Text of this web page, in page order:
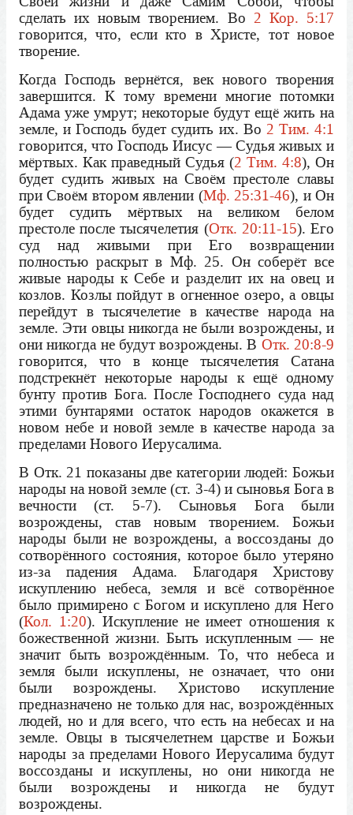
сделать их новым творением. Во 2 Кор. 5:17
говорится, что, если кто в Христе, тот новое
творение.
Когда Господь вернётся, век нового творения
завершится. К тому времени многие потомки
Адама уже умрут; некоторые будут ещё жить на
земле, и Господь будет судить их. Во 2 Тим. 4:1
говорится, что Господь Иисус — Судья живых и
мёртвых. Как праведный Судья (2 Тим. 4:8), Он
будет судить живых на Своём престоле славы
при Своём втором явлении (Мф. 25:31-46), и Он
будет судить мёртвых на великом белом
престоле после тысячелетия (Отк. 20:11-15). Его
суд над живыми при Его возвращении
полностью раскрыт в Мф. 25. Он соберёт все
живые народы к Себе и разделит их на овец и
козлов. Козлы пойдут в огненное озеро, а овцы
перейдут в тысячелетие в качестве народа на
земле. Эти овцы никогда не были возрождены, и
они никогда не будут возрождены. В Отк. 20:8-9
говорится, что в конце тысячелетия Сатана
подстрекнёт некоторые народы к ещё одному
бунту против Бога. После Господнего суда над
этими бунтарями остаток народов окажется в
новом небе и новой земле в качестве народа за
пределами Нового Иерусалима.
В Отк. 21 показаны две категории людей: Божьи
народы на новой земле (ст. 3-4) и сыновья Бога в
вечности (ст. 5-7). Сыновья Бога были
возрождены, став новым творением. Божьи
народы были не возрождены, а воссозданы до
сотворённого состояния, которое было утеряно
из-за падения Адама. Благодаря Христову
искуплению небеса, земля и всё сотворённое
было примирено с Богом и искуплено для Него
(Кол. 1:20). Искупление не имеет отношения к
божественной жизни. Быть искупленным — не
значит быть возрождённым. То, что небеса и
земля были искуплены, не означает, что они
были возрождены. Христово искупление
предназначено не только для нас, возрождённых
людей, но и для всего, что есть на небесах и на
земле. Овцы в тысячелетнем царстве и Божьи
народы за пределами Нового Иерусалима будут
воссозданы и искуплены, но они никогда не
были возрождены и никогда не будут
возрождены.